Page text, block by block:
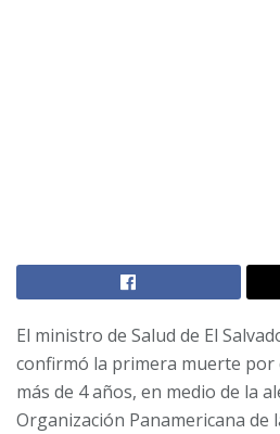
El ministro de Salud de El
confirmó la primera muerte por
más de 4 años, en medio de la
Organización Panamericana de